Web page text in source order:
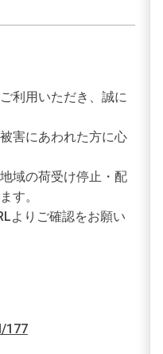
利用いただき、誠に
害にあわれた方に心
域の荷受け停止・配
す。
よりご確認をお願い
177